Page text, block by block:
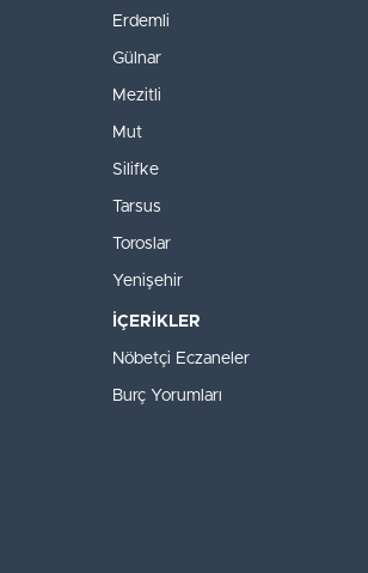
Erdemli
Gülnar
Mezitli
Mut
Silifke
Tarsus
Toroslar
Yenişehir
İÇERİKLER
Nöbetçi Eczaneler
Burç Yorumları